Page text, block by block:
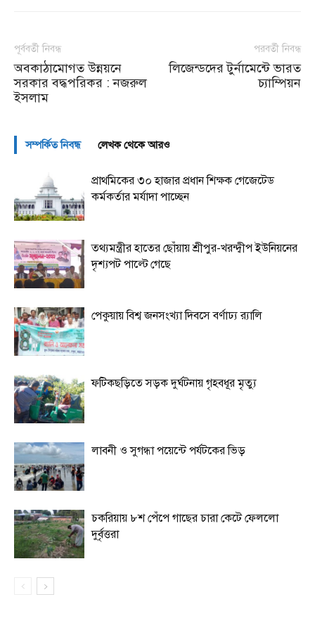
পূর্ববর্তী নিবন্ধ
অবকাঠামোগত উন্নয়নে
সরকার বদ্ধপরিকর : নজরুল
ইসলাম
পরবর্তী নিবন্ধ
লিজেন্ডদের টুর্নামেন্টে ভারত
চ্যাম্পিয়ন
সম্পর্কিত নিবন্ধ লেখক থেকে আরও
প্রাথমিকের ৩০ হাজার প্রধান শিক্ষক গেজেটেড
কর্মকর্তার মর্যাদা পাচ্ছেন
তথ্যমন্ত্রীর হাতের ছোঁয়ায় শ্রীপুর-খরন্দ্বীপ ইউনিয়নের
দৃশ্যপট পাল্টে গেছে
পেকুয়ায় বিশ্ব জনসংখ্যা দিবসে বর্ণাঢ্য র‌্যালি
ফটিকছড়িতে সড়ক দুর্ঘটনায় গৃহবধূর মৃত্যু
লাবনী ও সুগন্ধা পয়েন্টে পর্যটকের ভিড়
চকরিয়ায় ৮শ পেঁপে গাছের চারা কেটে ফেললো
দুর্বৃত্তরা